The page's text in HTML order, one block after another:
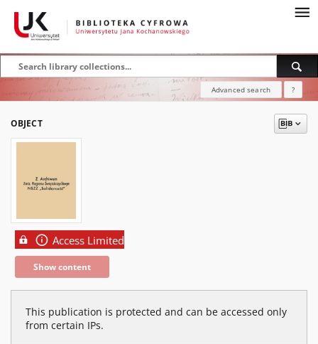
Advanced search ?
OBJECT
Access Limited
Show content
This publication is protected and can be accessed only
from certain IPs.